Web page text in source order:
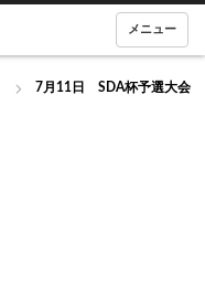
メニュー
7月11日 SDA杯予選大会